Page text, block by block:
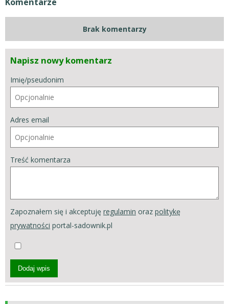
Brak komentarzy
Napisz nowy komentarz
Imię/pseudonim
Adres email
Treść komentarza
Zapoznałem się i akceptuję regulamin oraz politykę
prywatności portal-sadownik.pl
Dodaj wpis